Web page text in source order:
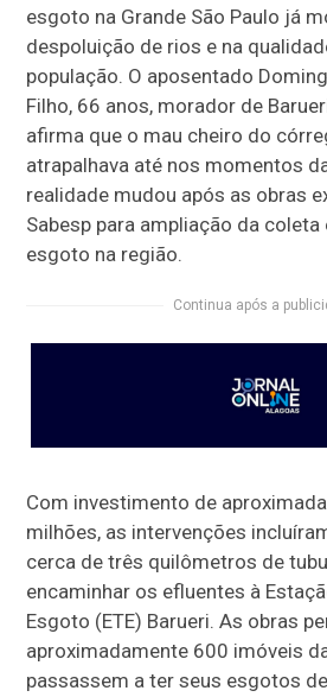
esgoto na Grande São Paulo já
despoluição de rios e na
população. O aposentado
Filho, 66 anos, morador de
afirma que o mau cheiro do
atrapalhava até nos momentos
realidade mudou após as obras
Sabesp para ampliação da
esgoto na região.
Continua após a
Com investimento de
milhões, as intervenções
cerca de três quilômetros de
encaminhar os efluentes à
Esgoto (ETE) Barueri. As obras
aproximadamente 600 imóveis
passassem a ter seus esgotos